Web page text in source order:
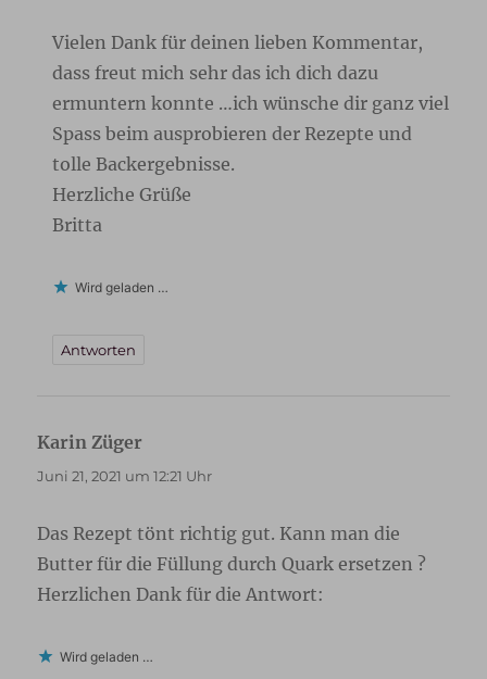
Vielen Dank für deinen lieben Kommentar,
dass freut mich sehr das ich dich dazu
ermuntern konnte …ich wünsche dir ganz viel
Spass beim ausprobieren der Rezepte und
tolle Backergebnisse.
Herzliche Grüße
Britta
Wird geladen …
Antworten
Karin Züger
Juni 21, 2021 um 12:21 Uhr
Das Rezept tönt richtig gut. Kann man die
Butter für die Füllung durch Quark ersetzen ?
Herzlichen Dank für die Antwort:
Wird geladen …